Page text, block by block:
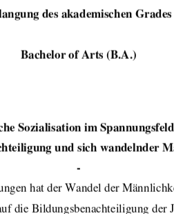
des akademischen Grades
Bachelor of Arts (B.A.)
Sozialisation im
und sich wandelnder
-
hat der Wandel der
die Bildungsbenachteiligung der